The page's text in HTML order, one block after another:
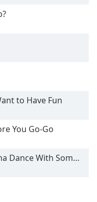
to Have Fun
You Go-Go
Dance With Somebody